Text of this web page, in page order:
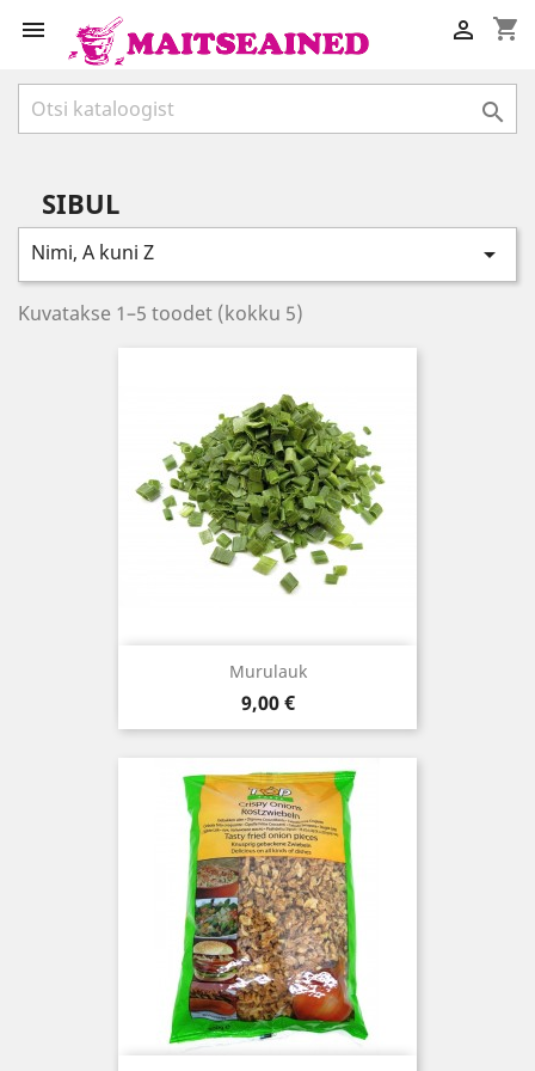
 shopping_cart


SIBUL
Nimi, A kuni Z 
Kuvatakse 1–5 toodet (kokku 5)
Murulauk
Hind
9,00 €